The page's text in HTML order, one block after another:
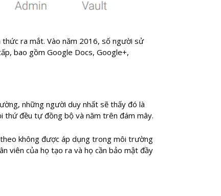
thức ra mắt. Vào năm 2016, số người sử
bao gồm Google Docs, Google+,
những người duy nhất sẽ thấy đó là
thứ đều tự đồng bộ và năm trên đám mây.
theo không được áp dụng trong môi trường
viên của họ tạo ra và họ cần bảo mật đầy